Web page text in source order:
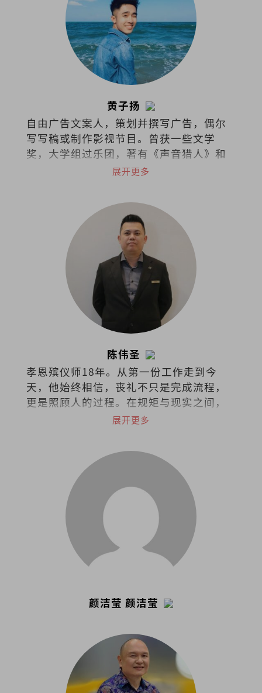
黄子扬
自由广告文案人，策划并撰写广告，偶尔
写写稿或制作影视节目。曾获一些文学
奖，大学组过乐团，著有《声音猎人》和
《徒手杀死那只狐狸》。
展开更多
陈伟圣
孝恩殡仪师18年。从第一份工作走到今
天，他始终相信，丧礼不只是完成流程，
更是照顾人的过程。在规矩与现实之间，
他选择把同理留给活着的人。
展开更多
颜洁莹 颜洁莹